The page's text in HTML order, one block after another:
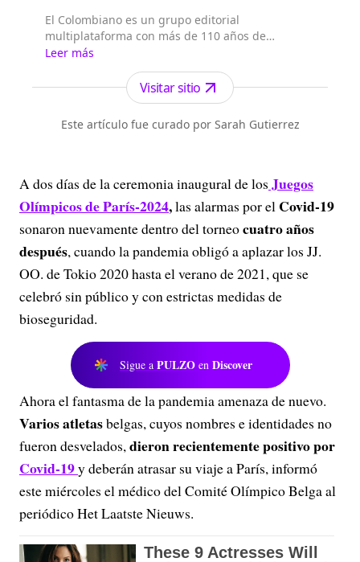
El Colombiano es un grupo editorial
multiplataforma con más de 110 años de
existencia. Nació en la ciudad de Medellín en
Antioquia. Fundado el 6 de febrero de 1912 por
Francisco de Paula Pérez, se ha especializado en
la investigación y generación de contenidos
periodísticos para diferentes plataformas en las
que provee a las audiencias de piezas mult...
Leer más
Visitar sitio
Este artículo fue curado por Sarah Gutierrez
A dos días de la ceremonia inaugural de los Juegos
Olímpicos de París-2024,las alarmas por el Covid-19
sonaron nuevamente dentro del torneocuatro años
después, cuando la pandemia obligó a aplazar los JJ.
OO. de Tokio 2020 hasta el verano de 2021, que se
celebró sin público y con estrictas medidas de
bioseguridad.
Sigue a PULZO en Discover
Ahora el fantasma de la pandemia amenaza de nuevo.
Varios atletasbelgas, cuyos nombres e identidades no
fueron desvelados,dieron recientemente positivo por
Covid-19y deberán atrasar su viaje a París, informó
este miércoles el médico del Comité Olímpico Belga al
periódico Het Laatste Nieuws.